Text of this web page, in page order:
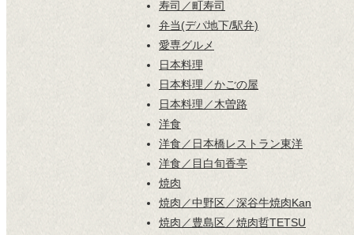
寿司／町寿司
弁当(デパ地下/駅弁)
愛専グルメ
日本料理
日本料理／かごの屋
日本料理／木曽路
洋食
洋食／日本橋レストラン東洋
洋食／目白旬香亭
焼肉
焼肉／中野区／深谷牛焼肉Kan
焼肉／豊島区／焼肉哲TETSU